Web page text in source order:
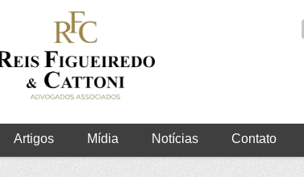
Artigos Mídia Notícias Contato